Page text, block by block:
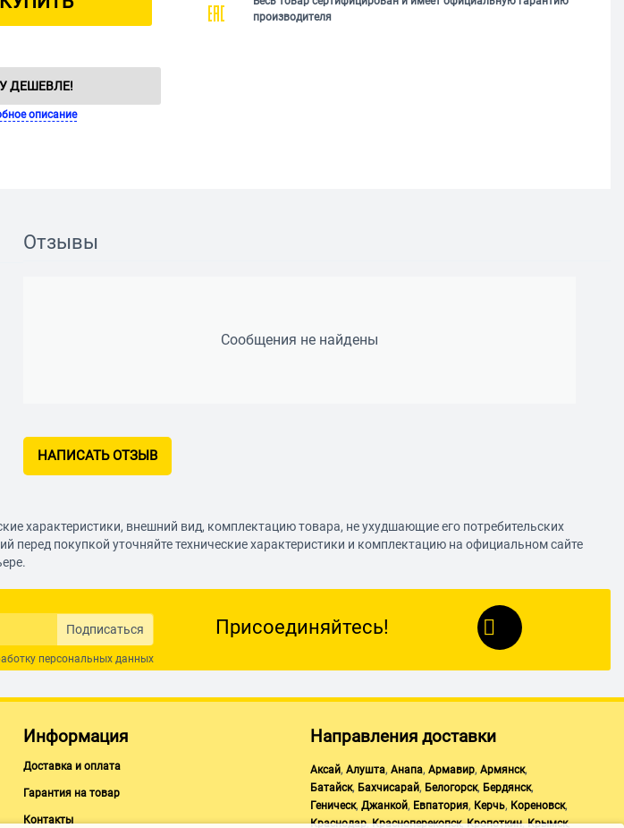
ДЕШЕВЛЕ!
описание
производителя
Отзывы
Сообщения не найдены
НАПИСАТЬ ОТЗЫВ
характеристики, внешний вид, комплектацию товара, не ухудшающие его потребительских
перед покупкой уточняйте технические характеристики и комплектацию на официальном сайте
Подписаться
персональных данных
Присоединяйтесь!
Информация
Доставка и оплата
Гарантия на товар
Контакты
Направления доставки
Аксай, Алушта, Анапа, Армавир, Армянск,
Батайск, Бахчисарай, Белогорск, Бердянск,
Геническ, Джанкой, Евпатория, Керчь, Кореновск,
Краснодар,Красноперекопск,Кропоткин,Крымск,